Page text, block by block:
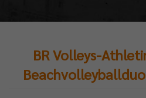
BR Volleys-